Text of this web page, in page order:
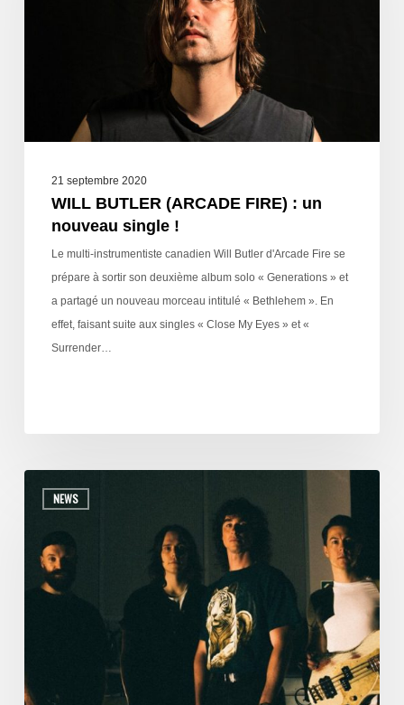
21 septembre 2020
WILL BUTLER (ARCADE FIRE) : un
nouveau single !
Le multi-instrumentiste canadien Will Butler d'Arcade Fire se
prépare à sortir son deuxième album solo « Generations » et
a partagé un nouveau morceau intitulé « Bethlehem ». En
effet, faisant suite aux singles « Close My Eyes » et «
Surrender…
NEWS